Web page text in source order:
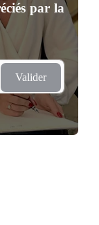
par la
Valider